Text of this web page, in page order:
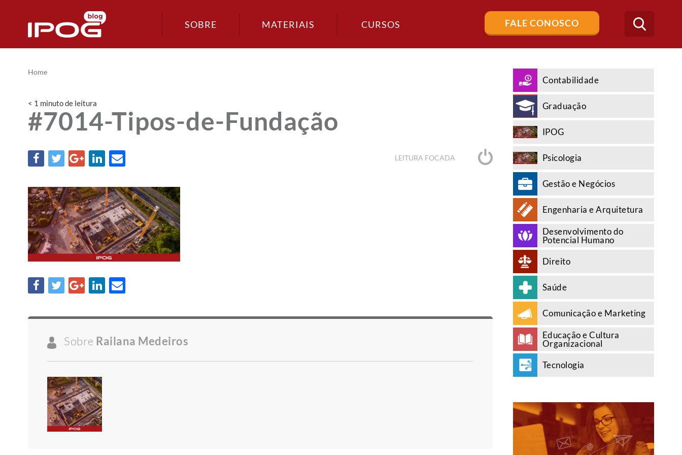
SOBRE MATERIAIS CURSOS FALE CONOSCO
Buscar
no
blog
Home
< 1 minutode leitura
#7014-Tipos-de-Fundação
LEITURA FOCADA
Sobre Railana Medeiros
Contabilidade
Graduação
IPOG
Psicologia
Gestão e Negócios
Engenharia e Arquitetura
Desenvolvimento do
Potencial Humano
Direito
Saúde
Comunicação e Marketing
Educação e Cultura
Organizacional
Tecnologia